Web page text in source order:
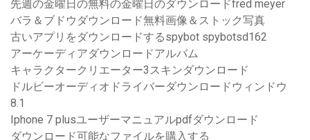
先週の金曜日の無料の金曜日のダウンロードfred meyer
バラ＆ブドウダウンロード無料画像＆ストック写真
古いアプリをダウンロードするspybot spybotsd162
アーケーディアダウンロードアルバム
キャラクタークリエーター3スキンダウンロード
ドルビーオーディオドライバーダウンロードウィンドウ
8.1
Iphone 7 plusユーザーマニュアルpdfダウンロード
ダウンロード可能なファイルを購入する